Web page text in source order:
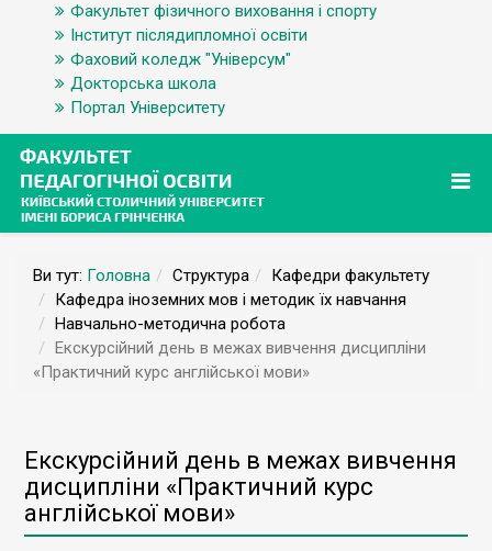
Факультет фізичного виховання і спорту
Інститут післядипломної освіти
Фаховий коледж "Універсум"
Докторська школа
Портал Університету
Ви тут: Головна Структура
Кафедри факультету
Кафедра іноземних мов і методик їх навчання
Навчально-методична робота
Екскурсійний день в межах вивчення дисципліни
«Практичний курс англійської мови»
Екскурсійний день в межах вивчення
дисципліни «Практичний курс
англійської мови»